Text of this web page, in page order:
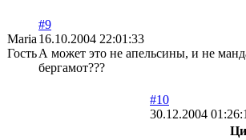
Maria
Гость
#9
16.10.2004 22:01:33
А может это не апельсины, и не
бергамот???
#10
30.12.2004